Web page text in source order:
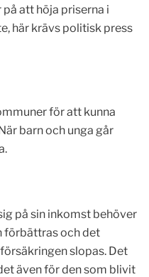
att höja priserna i
här krävs politisk press
för att kunna
barn och unga går
på sin inkomst behöver
förbättras och det
slopas. Det
även för den som blivit